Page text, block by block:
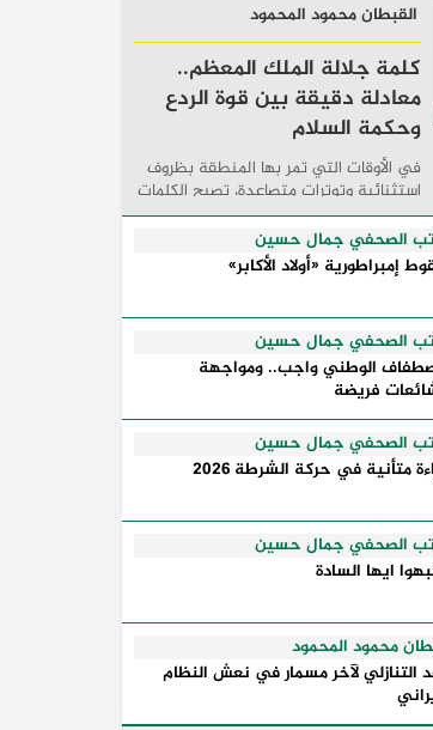
القبطان محمود المحمود
كلمة جلالة الملك المعظم..
معادلة دقيقة بين قوة الردع
وحكمة السلام
في الأوقات التي تمر بها المنطقة بظروف
استثنائية وتوترات متصاعدة، تصبح الكلمات
السياسية أكثر من مجرد مواقف معلنة؛ فهي
تكشف طريقة تفكير الدول، وكيفية إدارتها
للأزمات، والحدود التي تفصل بين القوة ...
الصحفي جمال حسين
إمبراطورية «أولاد الأكابر»
الصحفي جمال حسين
الوطني واجب.. ومواجهة
فريضة
الصحفي جمال حسين
متأنية في حركة الشرطة 2026
الصحفي جمال حسين
ايها السادة
محمود المحمود
التنازلي لآخر مسمار في نعش النظام